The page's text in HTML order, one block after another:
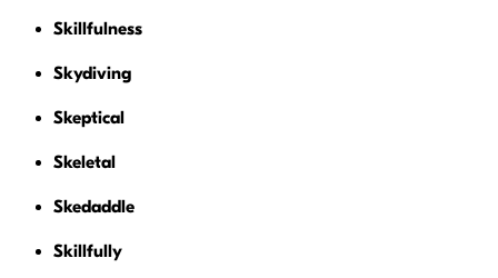
Skillfulness
Skydiving
Skeptical
Skeletal
Skedaddle
Skillfully